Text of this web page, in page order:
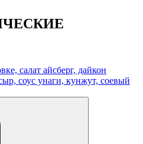
салат айсберг, дайкон
соус унаги, кунжут, соевый